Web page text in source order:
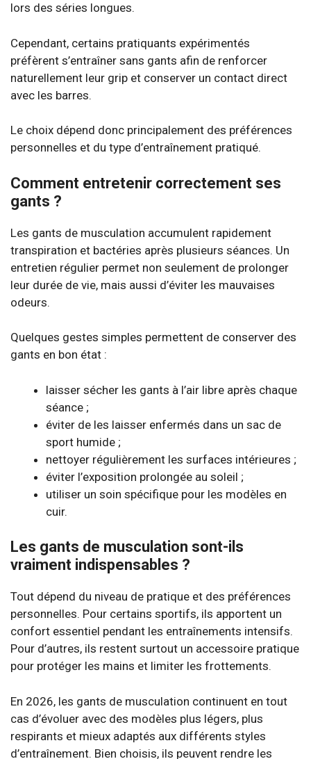
lors des séries longues.
Cependant, certains pratiquants expérimentés
préfèrent s’entraîner sans gants afin de renforcer
naturellement leur grip et conserver un contact direct
avec les barres.
Le choix dépend donc principalement des préférences
personnelles et du type d’entraînement pratiqué.
Comment entretenir correctement ses
gants ?
Les gants de musculation accumulent rapidement
transpiration et bactéries après plusieurs séances. Un
entretien régulier permet non seulement de prolonger
leur durée de vie, mais aussi d’éviter les mauvaises
odeurs.
Quelques gestes simples permettent de conserver des
gants en bon état :
laisser sécher les gants à l’air libre après chaque
séance ;
éviter de les laisser enfermés dans un sac de
sport humide ;
nettoyer régulièrement les surfaces intérieures ;
éviter l’exposition prolongée au soleil ;
utiliser un soin spécifique pour les modèles en
cuir.
Les gants de musculation sont-ils
vraiment indispensables ?
Tout dépend du niveau de pratique et des préférences
personnelles. Pour certains sportifs, ils apportent un
confort essentiel pendant les entraînements intensifs.
Pour d’autres, ils restent surtout un accessoire pratique
pour protéger les mains et limiter les frottements.
En 2026, les gants de musculation continuent en tout
cas d’évoluer avec des modèles plus légers, plus
respirants et mieux adaptés aux différents styles
d’entraînement. Bien choisis, ils peuvent rendre les